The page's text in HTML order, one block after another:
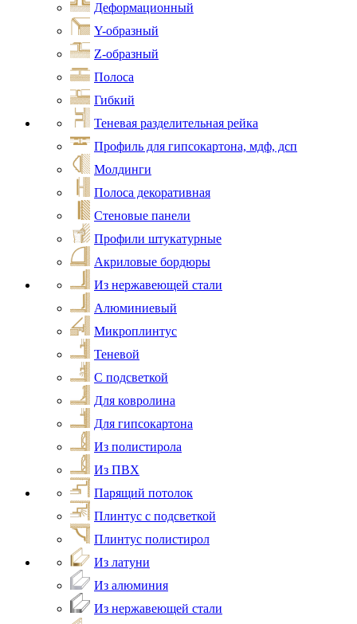
Деформационный
Y-образный
Z-образный
Полоса
Гибкий
Теневая разделительная рейка
Профиль для гипсокартона, мдф, дсп
Молдинги
Полоса декоративная
Стеновые панели
Профили штукатурные
Акриловые бордюры
Из нержавеющей стали
Алюминиевый
Микроплинтус
Теневой
С подсветкой
Для ковролина
Для гипсокартона
Из полистирола
Из ПВХ
Парящий потолок
Плинтус с подсветкой
Плинтус полистирол
Из латуни
Из алюминия
Из нержавеющей стали